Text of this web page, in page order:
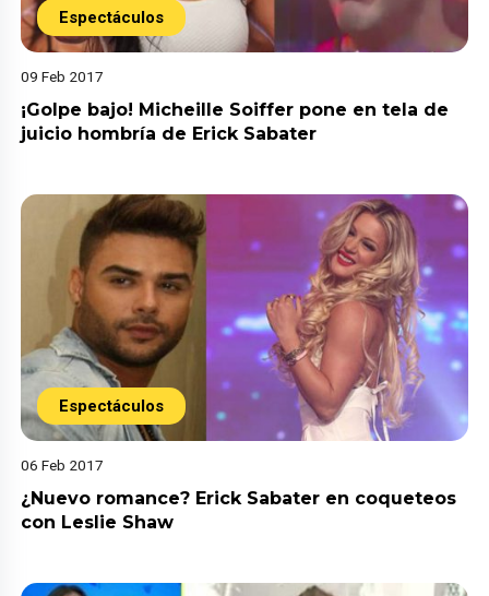
Espectáculos
09 Feb 2017
¡Golpe bajo! Micheille Soiffer pone en tela de
juicio hombría de Erick Sabater
Espectáculos
06 Feb 2017
¿Nuevo romance? Erick Sabater en coqueteos
con Leslie Shaw